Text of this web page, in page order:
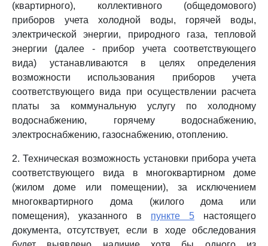
(квартирного), коллективного (общедомового)
приборов учета холодной воды, горячей воды,
электрической энергии, природного газа, тепловой
энергии (далее - прибор учета соответствующего
вида) устанавливаются в целях определения
возможности использования приборов учета
соответствующего вида при осуществлении расчета
платы за коммунальную услугу по холодному
водоснабжению, горячему водоснабжению,
электроснабжению, газоснабжению, отоплению.
2. Техническая возможность установки прибора учета
соответствующего вида в многоквартирном доме
(жилом доме или помещении), за исключением
многоквартирного дома (жилого дома или
помещения), указанного в пункте 5 настоящего
документа, отсутствует, если в ходе обследования